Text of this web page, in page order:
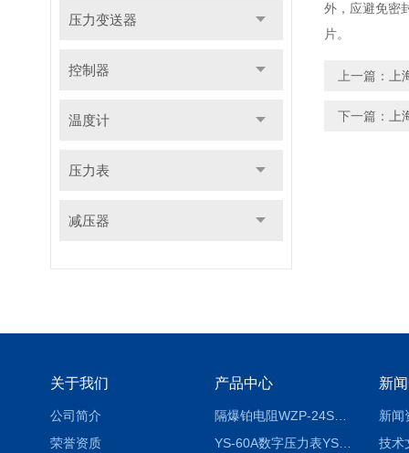
压力变送器
控制器
温度计
压力表
减压器
外，应避免密
片。
上一篇：
下一篇：
关于我们
公司简介
荣誉资质
产品中心
隔爆铂电阻WZP-24SA隔爆铂电阻WZP-24SA/Pt100
YS-60A数字压力表YS-60A
新
新闻
技术